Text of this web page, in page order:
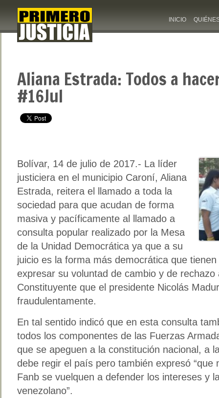
INICIO
Aliana Estrada: Todos a
#16Jul
Bolívar, 14 de julio de 2017.- La líder
justiciera en el municipio Caroní, Aliana
Estrada, reitera el llamado a toda la
sociedad para que acudan de forma
masiva y pacíficamente al llamado a
consulta popular realizado por la Mesa
de la Unidad Democrática ya que a su
juicio es la forma más democrática que
expresar su voluntad de cambio y de rechazo
Constituyente que el presidente Nicolás
fraudulentamente.
En tal sentido indicó que en esta consulta
todos los componentes de las Fuerzas
que se apeguen a la constitución nacional, a
debe regir el país pero también expresó “que
Fanb se vuelquen a defender los intereses y
venezolano”.